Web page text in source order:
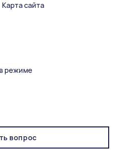
Карта сайта
режиме
вопрос